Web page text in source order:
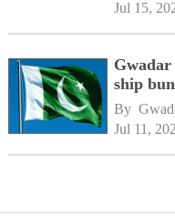
Jul 15,
Gwadar
ship
By
Jul 11,